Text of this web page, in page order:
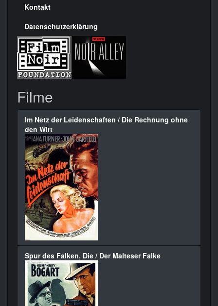
Kontakt
Datenschutzerklärung
Filme
Im Netz der Leidenschaften / Die Rechnung ohne
den Wirt
Spur des Falken, Die / Der Malteser Falke